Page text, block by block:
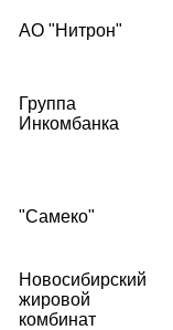
АО "Нитрон"
Группа
Инкомбанка
"Самеко"
Новосибирский
жировой
комбинат